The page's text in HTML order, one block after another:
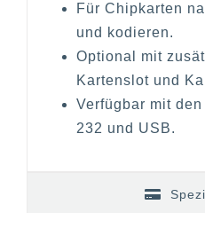
Für Chipkarten
und kodieren.
Optional mit
Kartenslot und
Verfügbar mit
232 und USB.